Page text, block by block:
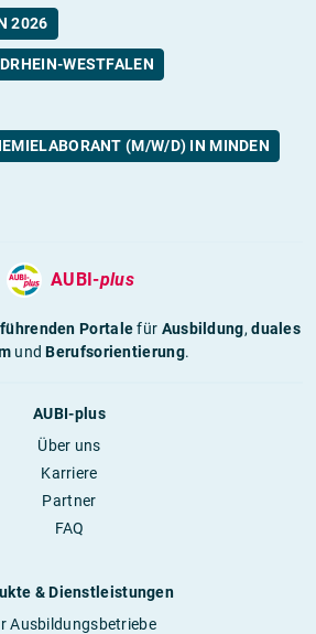
2026
WESTFALEN
(M/W/D) IN MINDEN
AUBI-plus
führenden Portalefür Ausbildung,duales
undBerufsorientierung.
AUBI-plus
Über uns
Karriere
Partner
FAQ
& Dienstleistungen
Ausbildungsbetriebe